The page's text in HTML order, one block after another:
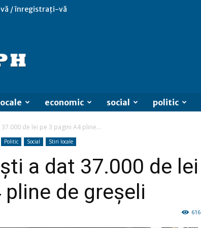
/ înregistrați-vă
economic social politic
de lei pe 3 pagini A4 pline...
Politic Social Stiri locale
a dat 37.000 de lei
de greșeli
616